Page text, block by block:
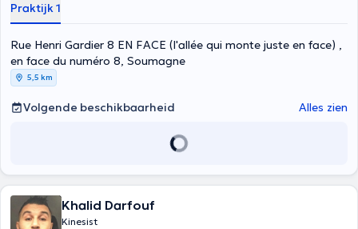
Praktijk 1
Rue Henri Gardier 8 EN FACE (l'allée qui monte juste en face) ,
en face du numéro 8, Soumagne
5,5 km
Volgende beschikbaarheid Alles zien
Khalid Darfouf
Kinesist